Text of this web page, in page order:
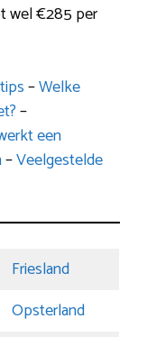
wel €285 per
–Welke
–
een
–Veelgestelde
Friesland
Opsterland